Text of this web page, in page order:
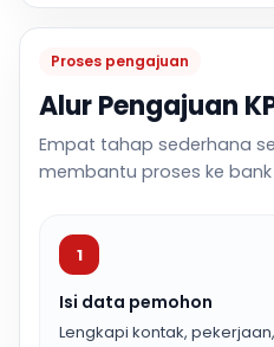
Proses pengajuan
Alur Pengajuan
Empat tahap sederhana
membantu proses ke bank
1
Isi data pemohon
Lengkapi kontak,